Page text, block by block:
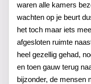
waren alle kamers
wachten op je beurt
het toch maar iets
afgesloten ruimte
heel gezellig gehad,
en toen gauw terug
bijzonder, de mensen